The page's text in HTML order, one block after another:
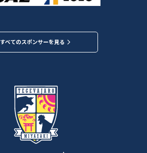
すべてのスポンサーを見る